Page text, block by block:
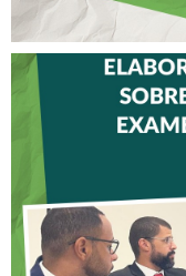
INICIAM
NOTA